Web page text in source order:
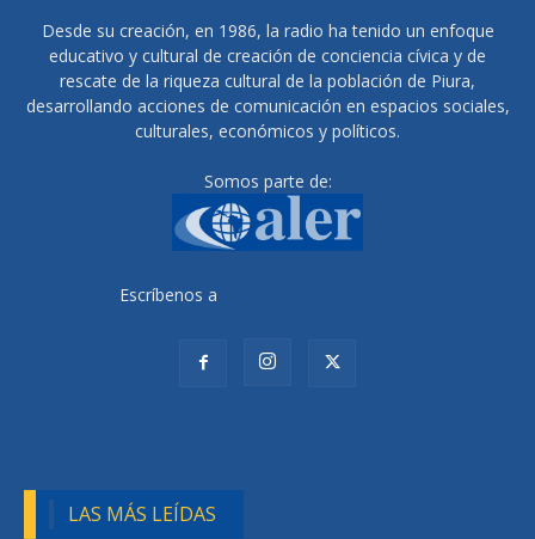
Desde su creación, en 1986, la radio ha tenido un enfoque
educativo y cultural de creación de conciencia cívica y de
rescate de la riqueza cultural de la población de Piura,
desarrollando acciones de comunicación en espacios sociales,
culturales, económicos y políticos.
Somos parte de:
Escríbenos a
LAS MÁS LEÍDAS